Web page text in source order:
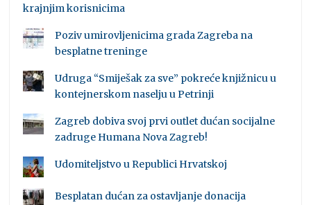
krajnjim korisnicima
Poziv umirovljenicima grada Zagreba na
besplatne treninge
Udruga “Smiješak za sve” pokreće knjižnicu u
kontejnerskom naselju u Petrinji
Zagreb dobiva svoj prvi outlet dućan socijalne
zadruge Humana Nova Zagreb!
Udomiteljstvo u Republici Hrvatskoj
Besplatan dućan za ostavljanje donacija